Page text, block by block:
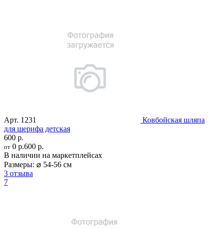
Арт. 1231
Ковбойская шляпа
для шерифа детская
600 р.
от 0 р.600 р.
В наличии на маркетплейсах
Размеры: ⌀ 54-56 см
3 отзыва
7